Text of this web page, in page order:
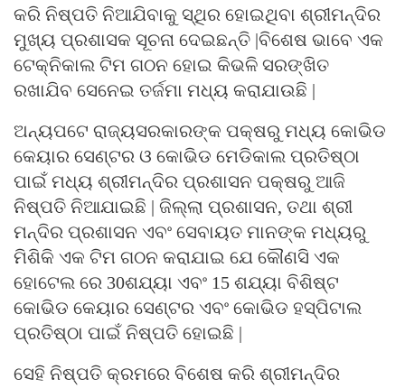
କରି ନିଷ୍ପତି ନିଆଯିବାକୁ ସ୍ଥିର ହୋଇଥିବା ଶ୍ରୀମନ୍ଦିର
ମୁଖ୍ୟ ପ୍ରଶାସକ ସୂଚନା ଦେଇଛନ୍ତି |ବିଶେଷ ଭାବେ ଏକ
ଟେକ୍ନିକାଲ ଟିମ ଗଠନ ହୋଇ କିଭଳି ସରଙ୍ଖିତ
ରଖାଯିବ ସେନେଇ ତର୍ଜମା ମଧ୍ୟ କରାଯାଉଛି |
ଅନ୍ୟପଟେ ରାଜ୍ୟସରକାରଙ୍କ ପକ୍ଷରୁ ମଧ୍ୟ କୋଭିଡ
କେୟାର ସେଣ୍ଟର ଓ କୋଭିଡ ମେଡିକାଲ ପ୍ରତିଷ୍ଠା
ପାଇଁ ମଧ୍ୟ ଶ୍ରୀମନ୍ଦିର ପ୍ରଶାସନ ପକ୍ଷରୁ ଆଜି
ନିଷ୍ପତି ନିଆଯାଇଛି | ଜିଲ୍ଲା ପ୍ରଶାସନ, ତଥା ଶ୍ରୀ
ମନ୍ଦିର ପ୍ରଶାସନ ଏବଂ ସେବାୟତ ମାନଙ୍କ ମଧ୍ୟରୁ
ମିଶିକି ଏକ ଟିମ ଗଠନ କରାଯାଇ ଯେ କୌଣସି ଏକ
ହୋଟେଲ ରେ 30ଶଯ୍ୟା ଏବଂ 15 ଶଯ୍ୟା ବିଶିଷ୍ଟ
କୋଭିଡ କେୟାର ସେଣ୍ଟର ଏବଂ କୋଭିଡ ହସ୍ପିଟାଲ
ପ୍ରତିଷ୍ଠା ପାଇଁ ନିଷ୍ପତି ହୋଇଛି |
ସେହି ନିଷ୍ପତି କ୍ରମରେ ବିଶେଷ କରି ଶ୍ରୀମନ୍ଦିର